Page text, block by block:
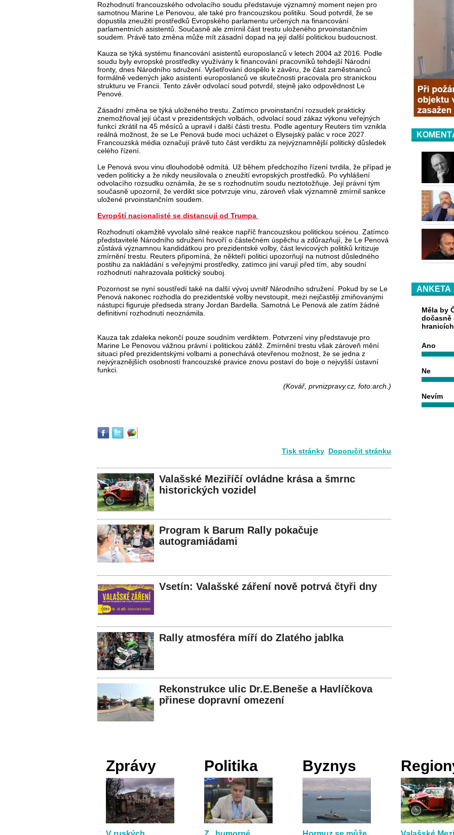
Rozhodnutí francouzského odvolacího soudu představuje významný moment nejen pro
samotnou Marine Le Penovou, ale také pro francouzskou politiku. Soud potvrdil, že se
dopustila zneužití prostředků Evropského parlamentu určených na financování
parlamentních asistentů. Současně ale zmírnil část trestu uloženého prvoinstančním
soudem. Právě tato změna může mít zásadní dopad na její další politickou budoucnost.
Kauza se týká systému financování asistentů europoslanců v letech 2004 až 2016. Podle
soudu byly evropské prostředky využívány k financování pracovníků tehdejší Národní
fronty, dnes Národního sdružení. Vyšetřování dospělo k závěru, že část zaměstnanců
formálně vedených jako asistenti europoslanců ve skutečnosti pracovala pro stranickou
strukturu ve Francii. Tento závěr odvolací soud potvrdil, stejně jako odpovědnost Le
Penové.
Zásadní změna se týká uloženého trestu. Zatímco prvoinstanční rozsudek prakticky
znemožňoval její účast v prezidentských volbách, odvolací soud zákaz výkonu veřejných
funkcí zkrátil na 45 měsíců a upravil i další části trestu. Podle agentury Reuters tím vznikla
reálná možnost, že se Le Penová bude moci ucházet o Elysejský palác v roce 2027.
Francouzská média označují právě tuto část verdiktu za nejvýznamnější politický důsledek
celého řízení.
Le Penová svou vinu dlouhodobě odmítá. Už během předchozího řízení tvrdila, že případ je
veden politicky a že nikdy neusilovala o zneužití evropských prostředků. Po vyhlášení
odvolacího rozsudku oznámila, že se s rozhodnutím soudu neztotožňuje. Její právní tým
současně upozornil, že verdikt sice potvrzuje vinu, zároveň však významně zmírnil sankce
uložené prvoinstančním soudem.
Evropští nacionalisté se distancují od Trumpa
Rozhodnutí okamžitě vyvolalo silné reakce napříč francouzskou politickou scénou. Zatímco
představitelé Národního sdružení hovoří o částečném úspěchu a zdůrazňují, že Le Penová
zůstává významnou kandidátkou pro prezidentské volby, část levicových politiků kritizuje
zmírnění trestu. Reuters připomíná, že někteří politici upozorňují na nutnost důsledného
postihu za nakládání s veřejnými prostředky, zatímco jiní varují před tím, aby soudní
rozhodnutí nahrazovala politický souboj.
Pozornost se nyní soustředí také na další vývoj uvnitř Národního sdružení. Pokud by se Le
Penová nakonec rozhodla do prezidentské volby nevstoupit, mezi nejčastěji zmiňovanými
nástupci figuruje předseda strany Jordan Bardella. Samotná Le Penová ale zatím žádné
definitivní rozhodnutí neoznámila.
Kauza tak zdaleka nekončí pouze soudním verdiktem. Potvrzení viny představuje pro
Marine Le Penovou vážnou právní i politickou zátěž. Zmírnění trestu však zároveň mění
situaci před prezidentskými volbami a ponechává otevřenou možnost, že se jedna z
nejvýraznějších osobností francouzské pravice znovu postaví do boje o nejvyšší ústavní
funkci.
(Kovář, prvnizpravy.cz, foto:arch.)
Tisk stránky Doporučit stránku
Valašské Meziříčí ovládne krása a šmrnc
historických vozidel
Program k Barum Rally pokačuje
autogramiádami
Vsetín: Valašské záření nově potrvá čtyři dny
Rally atmosféra míří do Zlatého jablka
Rekonstrukce ulic Dr.E.Beneše a Havlíčkova
přinese dopravní omezení
ANKETA
Měla by
dočasně
Ano
Ne
Nevím
Zprávy Politika Byznys